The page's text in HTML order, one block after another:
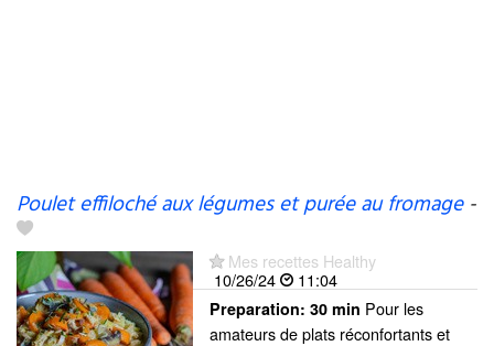
Poulet effiloché aux légumes et purée au fromage-
Mes recettes Healthy
10/26/24
11:04
Preparation: 30 min Pour les
amateurs de plats réconfortants et